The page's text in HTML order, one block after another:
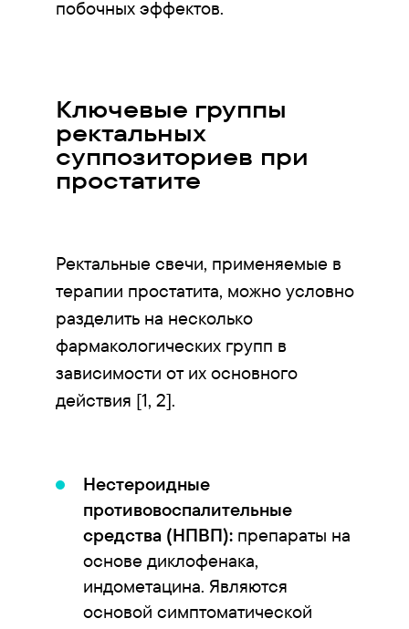
побочных эффектов.
Ключевые группы
ректальных
суппозиториев при
простатите
Ректальные свечи, применяемые в
терапии простатита, можно условно
разделить на несколько
фармакологических групп в
зависимости от их основного
действия [1, 2].
Нестероидные
противовоспалительные
средства (НПВП):препараты на
основе диклофенака,
индометацина. Являются
основой симптоматической